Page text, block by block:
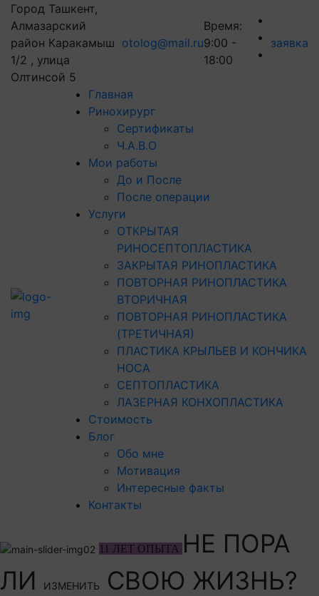
Город Ташкент,
Алмазарский
район Каракамыш
1/2 , улица
Олтинсой 5
otolog@mail.ru
Время:
9:00 -
18:00
заявка
Главная
Ринохирург
Сертификаты
Ч.А.В.О
Мои работы
До и После
После операции
Услуги
ОТКРЫТАЯ
РИНОСЕПТОПЛАСТИКА
ЗАКРЫТАЯ РИНОПЛАСТИКА
ПОВТОРНАЯ РИНОПЛАСТИКА
ВТОРИЧНАЯ
ПОВТОРНАЯ РИНОПЛАСТИКА
(ТРЕТИЧНАЯ)
ПЛАСТИКА КРЫЛЬЕВ И КОНЧИКА
НОСА
СЕПТОПЛАСТИКА
ЛАЗЕРНАЯ КОНХОПЛАСТИКА
Стоимость
Блог
Обо мне
Мотивация
Интересные факты
Контакты
11 ЛЕТ ОПЫТА НЕ ПОРА
ЛИ
ИЗМЕНИТЬ
СВОЮ ЖИЗНЬ?